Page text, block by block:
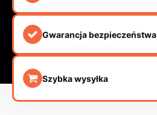
Gwarancja bezpieczeństwa
Szybka wysyłka